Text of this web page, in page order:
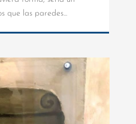
que las paredes...